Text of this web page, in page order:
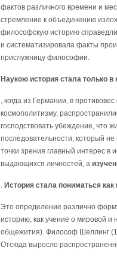
фактов различного времени и
стремление к объединению
философскую историю
и систематизировала факты
прислужницу философии.
Наукою история стала только в
, когда из Германии, в
космополитизму,
господствовать убеждение, что
последовательности, который
точки зрения главный интерес в
выдающихся личностей, а
. История стала пониматься
Это определение различно
историю, как учение о мировой
общежития). Философ Шеллинг
Отсюда выросло